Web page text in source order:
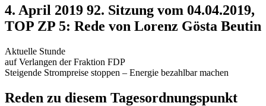
4. April 2019 92. Sitzung vom 04.04.2019,
TOP ZP 5: Rede von Lorenz Gösta Beutin
Aktuelle Stunde
auf Verlangen der Fraktion FDP
Steigende Strompreise stoppen – Energie bezahlbar machen
Reden zu diesem Tagesordnungspunkt